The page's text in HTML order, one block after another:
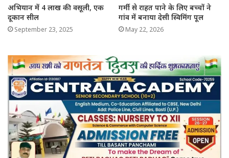
अभियान में 4 लाख की वसूली, एक
दूकान सील
September 23, 2025
गर्मी से राहत पाने के लिए बच्चों ने
गांव में बनाया देसी स्विमिंग पूल
May 22, 2026